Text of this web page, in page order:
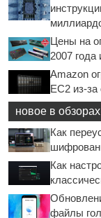
Цены на
2007
Amazon
EC2 из-
новое в
Как
Как
файлы